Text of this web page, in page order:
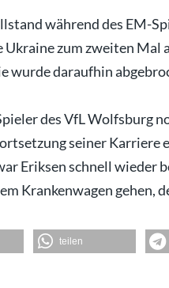
während des EM-
Ukraine zum zweiten Mal
wurde daraufhin
des VfL Wolfsburg
seiner
Eriksen schnell wieder
Krankenwagen gehen,
teilen